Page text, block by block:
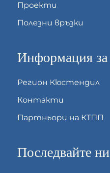
Проекти
Полезни връзки
Информация за
Регион Кюстендил
Контакти
Партньори на КТПП
Последвайте ни